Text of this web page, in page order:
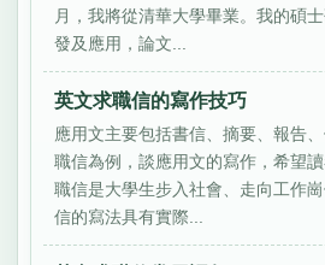
月，我將從清華大學畢業。我的碩
發及應用，論文...
英文求職信的寫作技巧
應用文主要包括書信、摘要、報告
職信為例，談應用文的寫作，希望
職信是大學生步入社會、走向工作
信的寫法具有實際...